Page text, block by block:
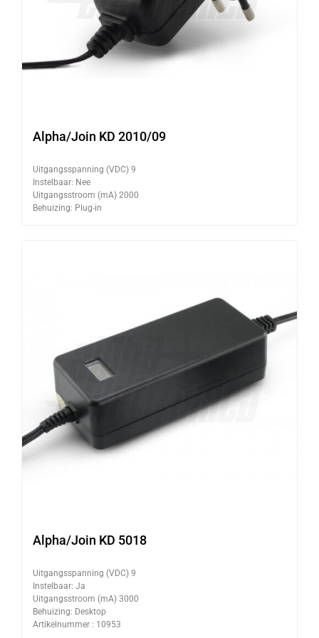
Alpha/Join KD 2010/09
Uitgangsspanning (VDC) 9
Instelbaar: Nee
Uitgangsstroom (mA) 2000
Behuizing: Plug-in
Alpha/Join KD 5018
Uitgangsspanning (VDC) 9
Instelbaar: Ja
Uitgangsstroom (mA) 3000
Behuizing: Desktop
Artikelnummer : 10953